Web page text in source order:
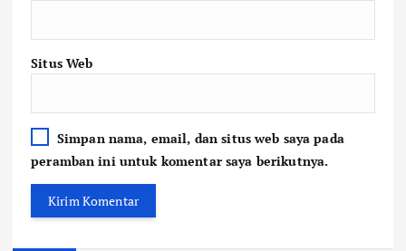
Situs Web
Simpan nama, email, dan situs web saya pada
peramban ini untuk komentar saya berikutnya.